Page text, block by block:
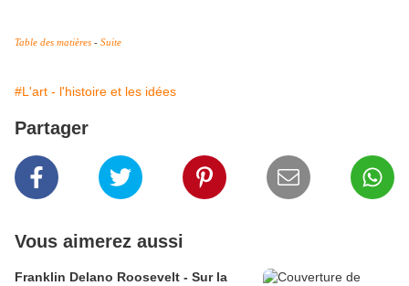
Table des matières - Suite
#L'art - l'histoire et les idées
Partager
Vous aimerez aussi
Franklin Delano Roosevelt - Sur la